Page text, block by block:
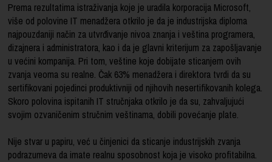
Prema rezultatima istraživanja koje je uradila korporacija Microsoft,
više od polovine IT menadžera otkrilo je da je industrijska diploma
najpouzdaniji način za utvrđivanje nivoa znanja i veština programera,
dizajnera i administratora, kao i da je glavni kriterijum za zapošljavanje
u većini kompanija. Pri tom, veštine koje dobijate sticanjem ovih
zvanja veoma su realne. Čak 63% menadžera i direktora tvrdi da su
sertifikovani pojedinci produktivniji od njihovih nesertifikovanih kolega.
Skoro polovina ispitanih IT stručnjaka otkrilo je da su, zahvaljujući
svojim ozvaničenim stručnim veštinama, dobili povećanje plate.
Nije stvar u papiru, već u činjenici da sticanje industrijskih zvanja
podrazumeva da imate realnu sposobnost koja je visoko profitabilna.